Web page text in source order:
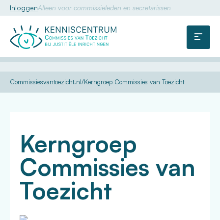
Commissie
Menu
InloggenAlleen voor commissieleden en secretarissen
U
hier:
Commissiesvantoezicht.nl Kerngroep Commissies van Toezicht
Kerngroep
Commissies van
Toezicht